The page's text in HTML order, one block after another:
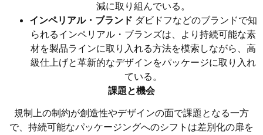
減に取り組んでいる。
インペリアル・ブランド ダビドフなどのブランドで知
られるインペリアル・ブランズは、より持続可能な素
材を製品ラインに取り入れる方法を模索しながら、高
級仕上げと革新的なデザインをパッケージに取り入れ
ている。
課題と機会
規制上の制約が創造性やデザインの面で課題となる一方
で、持続可能なパッケージングへのシフトは差別化の扉を